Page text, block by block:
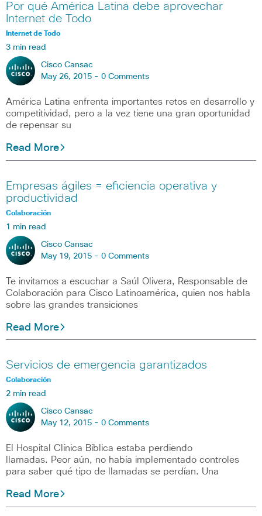
Por qué América Latina debe aprovechar
Internet de Todo
Internet de Todo
3 min read
Cisco Cansac
May 26, 2015 - 0 Comments
América Latina enfrenta importantes retos en desarrollo y
competitividad, pero a la vez tiene una gran oportunidad
de repensar su
Read More
Empresas ágiles = eficiencia operativa y
productividad
Colaboración
1 min read
Cisco Cansac
May 19, 2015 - 0 Comments
Te invitamos a escuchar a Saúl Olivera, Responsable de
Colaboración para Cisco Latinoamérica, quien nos habla
sobre las grandes transiciones
Read More
Servicios de emergencia garantizados
Colaboración
2 min read
Cisco Cansac
May 12, 2015 - 0 Comments
El Hospital Clínica Bíblica estaba perdiendo
llamadas. Peor aún, no había implementado controles
para saber qué tipo de llamadas se perdían. Una
Read More